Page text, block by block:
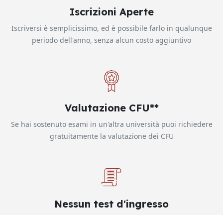
Iscrizioni Aperte
Iscriversi è semplicissimo, ed è possibile farlo in qualunque
periodo dell'anno, senza alcun costo aggiuntivo
Valutazione CFU**
Se hai sostenuto esami in un'altra università puoi richiedere
gratuitamente la valutazione dei CFU
Nessun test d'ingresso